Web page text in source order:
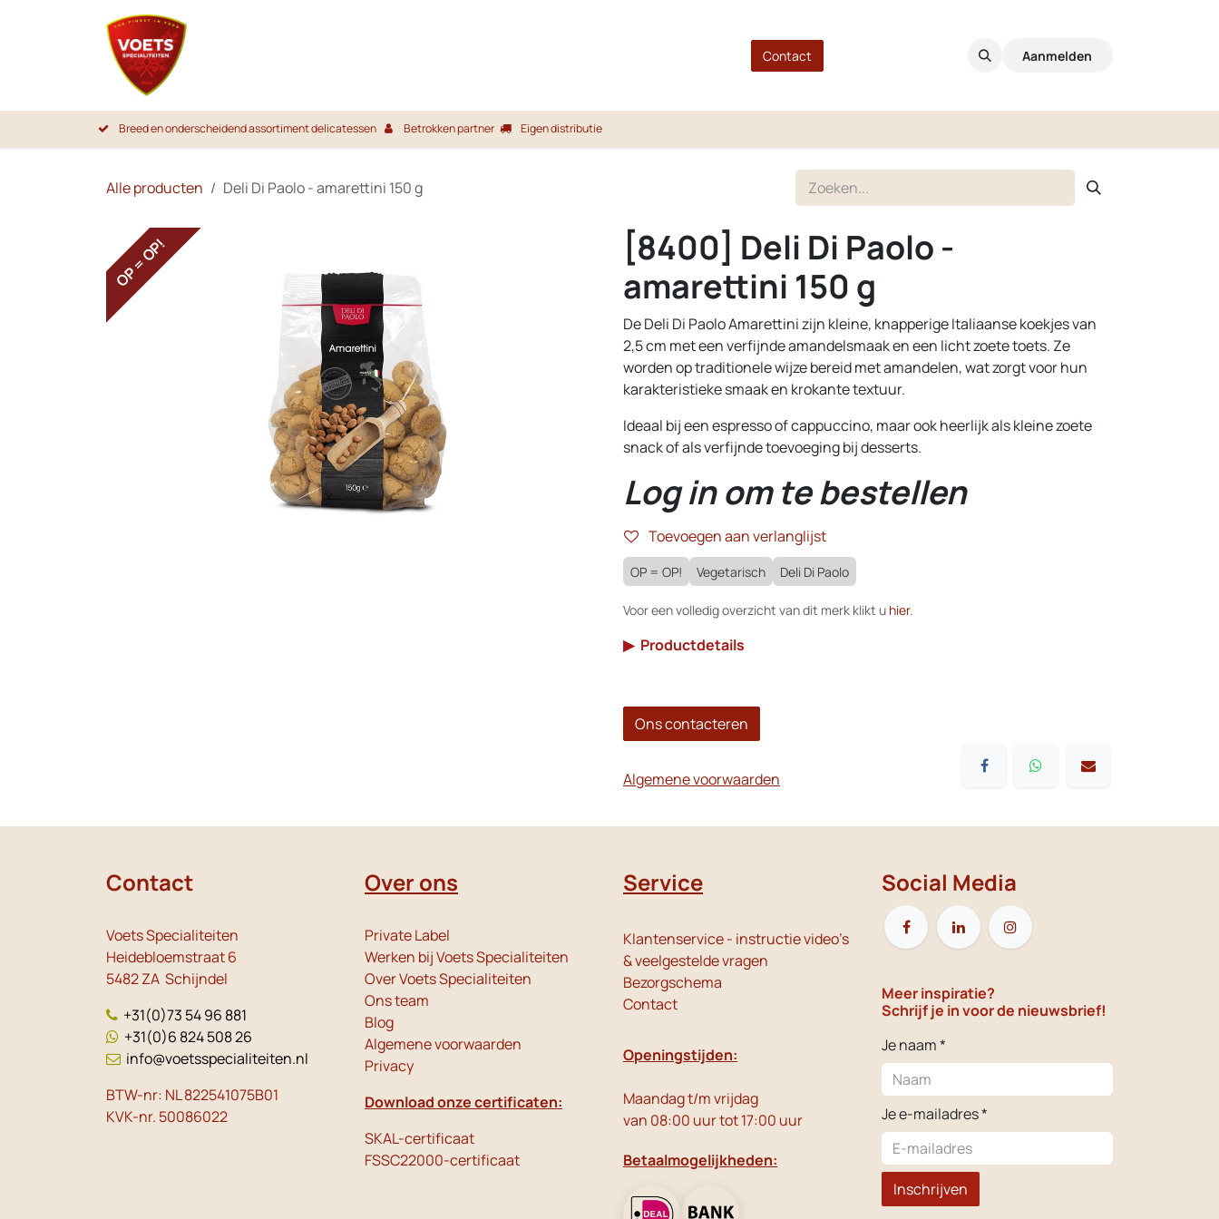
Overslaan naar inhoud
Contact Aanmelden
Breed en onderscheidend assortiment delicatessen Betrokken partner Eigen distributie
Alle producten Deli Di Paolo - amarettini 150 g
OP = OP!
[8400] Deli Di Paolo -
amarettini 150 g
De Deli Di Paolo Amarettini zijn kleine, knapperige Italiaanse koekjes van
2,5 cm met een verfijnde amandelsmaak en een licht zoete toets. Ze
worden op traditionele wijze bereid met amandelen, wat zorgt voor hun
karakteristieke smaak en krokante textuur.
Ideaal bij een espresso of cappuccino, maar ook heerlijk als kleine zoete
snack of als verfijnde toevoeging bij desserts.
Log in om te bestellen
Toevoegen aan verlanglijst
OP = OP! Vegetarisch Deli Di Paolo
Voor een volledig overzicht van dit merk klikt u hier.
▶ Productdetails
Ons contacteren
Algemene voorwaarden
Contact
Voets Specialiteiten
Heidebloemstraat 6
5482 ZA Schijndel
+31(0)73 54 96 881
+31(0)6 824 508 26
info@voetsspecialiteiten.nl
BTW-nr: NL 822541075B01
KVK-nr. 50086022
Over ons
Private Label
Werken bij Voets Specialiteiten
Over Voets Specialiteiten
Ons team
Blog
Algemene voorwaarden
Privacy
Download onze certificaten:
SKAL-certificaat
FSSC22000-certificaat
Service
Klantenservice - instructie video's
& veelgestelde vragen
Bezorgschema
Contact
Openingstijden:
Maandag t/m vrijdag
van 08:00 uur tot 17:00 uur
Betaalmogelijkheden:
Social Media
Meer inspiratie?
Schrijf je in voor de nieuwsbrief!
Je naam *
Je e-mailadres *
Inschrijven